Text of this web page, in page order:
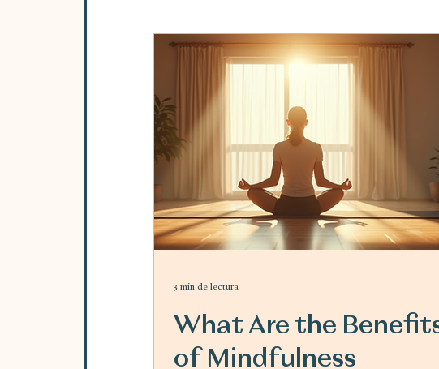
What Are the
of Mindfulness
3 min de lectura